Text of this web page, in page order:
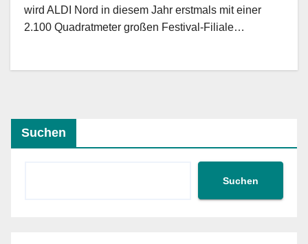
wird ALDI Nord in diesem Jahr erstmals mit einer
2.100 Quadratmeter großen Festival-Filiale…
Suchen
Suchen